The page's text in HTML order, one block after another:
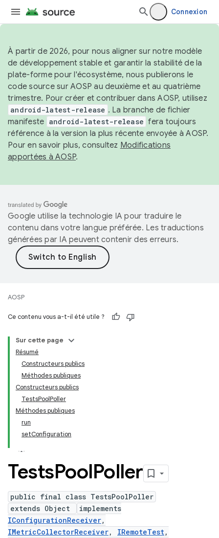
Connexion
À partir de 2026, pour nous aligner sur notre modèle
de développement stable et garantir la stabilité de la
plate-forme pour l'écosystème, nous publierons le
code source sur AOSP au deuxième et au quatrième
trimestre. Pour créer et contribuer dans AOSP, utilisez
android-latest-release . La branche de fichier
manifeste android-latest-release fera toujours
référence à la version la plus récente envoyée à AOSP.
Pour en savoir plus, consultez Modifications
apportées à AOSP.
Google utilise la technologie IA pour traduire le
contenu dans votre langue préférée. Les traductions
générées par IA peuvent contenir des erreurs.
AOSP
Ce contenu vous a-t-il été utile ?
Sur cette page
Résumé
Constructeurs publics
Méthodes publiques
Constructeurs publics
TestsPoolPoller
Méthodes publiques
run
setConfiguration
TestsPoolPoller
public final class TestsPoolPoller
extends Object
implements
IConfigurationReceiver,
IMetricCollectorReceiver, IRemoteTest,